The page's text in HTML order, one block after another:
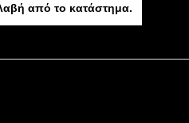
από το κατάστημα.